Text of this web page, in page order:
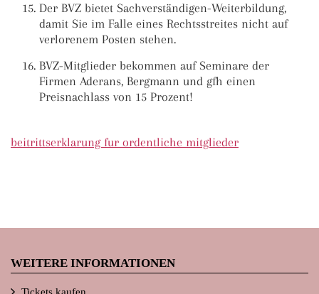
Der BVZ bietet Sachverständigen-Weiterbildung,
damit Sie im Falle eines Rechtsstreites nicht auf
verlorenem Posten stehen.
BVZ-Mitglieder bekommen auf Seminare der
Firmen Aderans, Bergmann und gfh einen
Preisnachlass von 15 Prozent!
beitrittserklarung fur ordentliche mitglieder
WEITERE INFORMATIONEN